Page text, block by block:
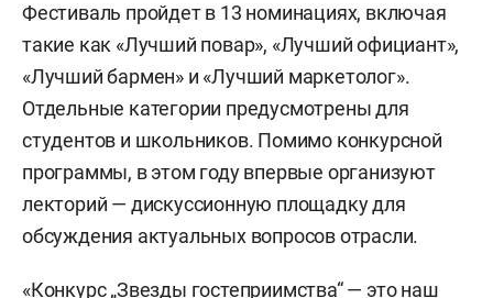
Фестиваль пройдет в 13 номинациях, включая
такие как «Лучший повар», «Лучший официант»,
«Лучший бармен» и «Лучший маркетолог».
Отдельные категории предусмотрены для
студентов и школьников. Помимо конкурсной
программы, в этом году впервые организуют
лекторий — дискуссионную площадку для
обсуждения актуальных вопросов отрасли.
«Конкурс „Звезды гостеприимства“ — это наш